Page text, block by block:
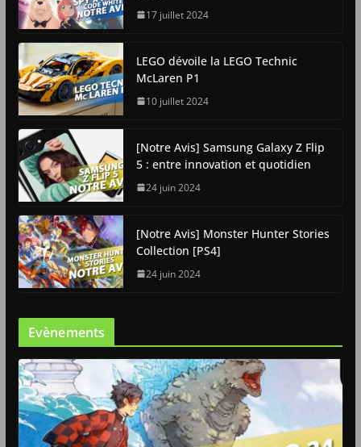
17 juillet 2024
LEGO dévoile la LEGO Technic
McLaren P1
10 juillet 2024
[Notre Avis] Samsung Galaxy Z Flip
5 : entre innovation et quotidien
24 juin 2024
[Notre Avis] Monster Hunter Stories
Collection [PS4]
24 juin 2024
Evènements